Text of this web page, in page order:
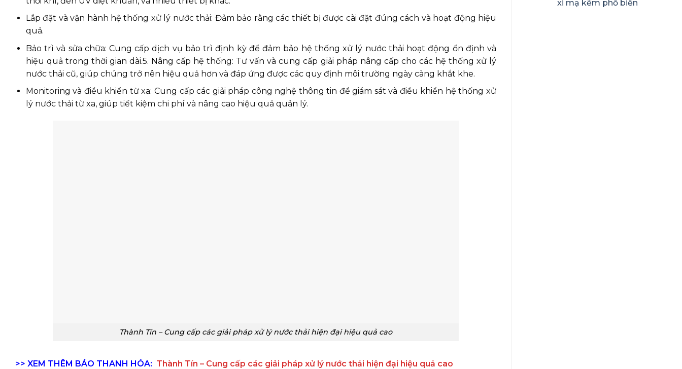
Lắp đặt và vận hành hệ thống xử lý nước thải: Đảm bảo rằng các thiết bị được cài đặt đúng cách và hoạt động hiệu
quả.
Bảo trì và sửa chữa: Cung cấp dịch vụ bảo trì định kỳ để đảm bảo hệ thống xử lý nước thải hoạt động ổn định và
hiệu quả trong thời gian dài.5. Nâng cấp hệ thống: Tư vấn và cung cấp giải pháp nâng cấp cho các hệ thống xử lý
nước thải cũ, giúp chúng trở nên hiệu quả hơn và đáp ứng được các quy định môi trường ngày càng khắt khe.
Monitoring và điều khiển từ xa: Cung cấp các giải pháp công nghệ thông tin để giám sát và điều khiển hệ thống xử
lý nước thải từ xa, giúp tiết kiệm chi phí và nâng cao hiệu quả quản lý.
Thành Tín – Cung cấp các giải pháp xử lý nước thải hiện đại hiệu quả cao
>> XEM THÊM BÁO THANH HÓA: Thành Tín – Cung cấp các giải pháp xử lý nước thải hiện đại hiệu quả cao
xi mạ kẽm phổ biến